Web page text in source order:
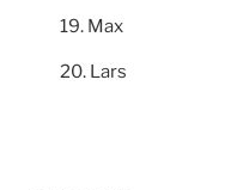
Max
Lars